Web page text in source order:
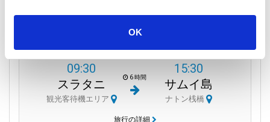
OK
09:30
スラタニ
観光客待機エリア
6 時間
15:30
サムイ島
ナトン桟橋
旅行の詳細